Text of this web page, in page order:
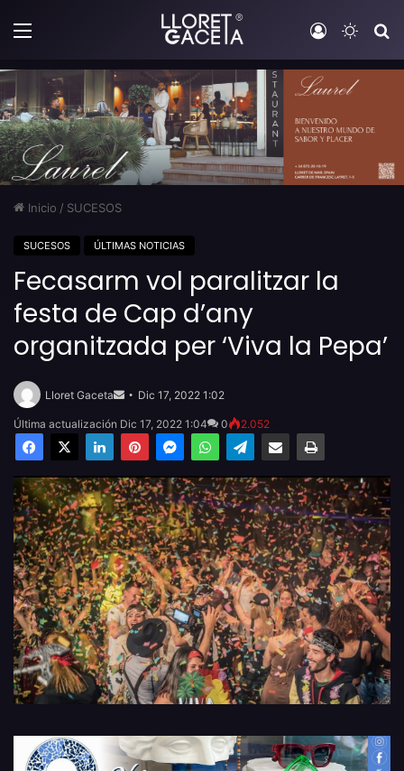
Menú Iniciar
Inicio / SUCESOS
SUCESOS ÚLTIMAS NOTICIAS
Fecasarm vol paralitzar la
festa de Cap d’any
organitzada per ‘Viva la Pepa’
Lloret Gaceta
email
Dic 17, 2022 1:02
Última actualización Dic 17, 2022 1:04 0 2.052
Facebook
X LinkedInPinterestMessengerWhatsAppTelegramCompartir por email Imprimir